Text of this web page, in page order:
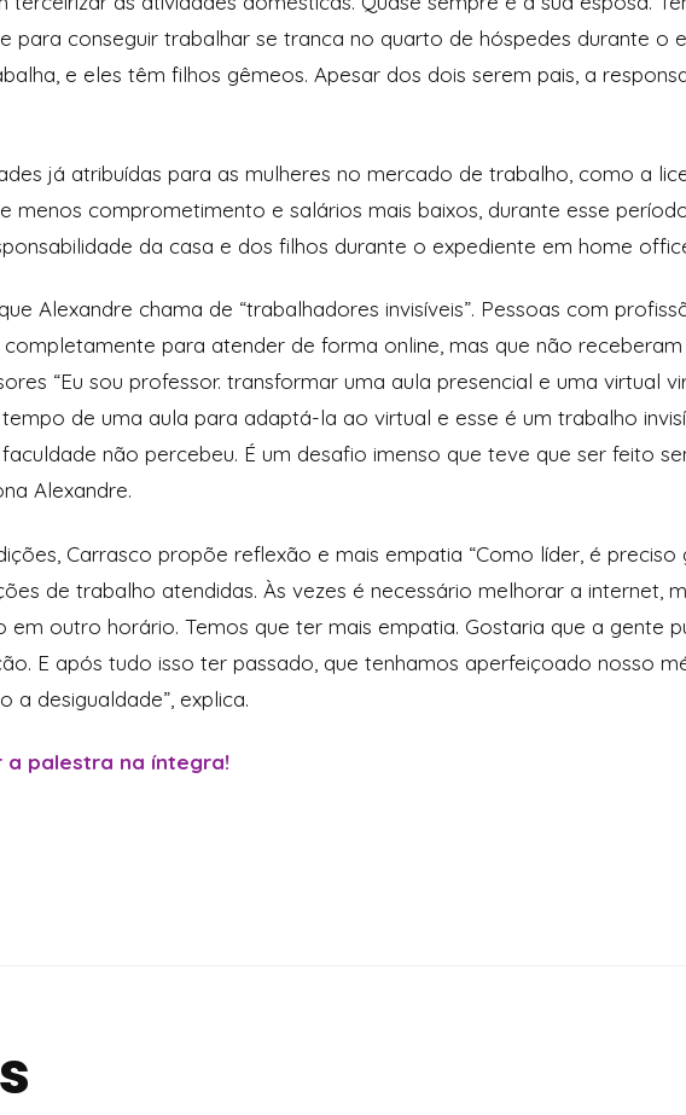
para conseguir trabalhar se tranca no quarto de hóspedes durante o
e eles têm filhos gêmeos. Apesar dos dois serem pais, a
já atribuídas para as mulheres no mercado de trabalho, como a
menos comprometimento e salários mais baixos, durante esse
da casa e dos filhos durante o expediente em home
Alexandre chama de “trabalhadores invisíveis”. Pessoas com
para atender de forma online, mas que não
“Eu sou professor. transformar uma aula presencial e uma virtual
de uma aula para adaptá-la ao virtual e esse é um trabalho
não percebeu. É um desafio imenso que teve que ser feito
Alexandre.
Carrasco propõe reflexão e mais empatia “Como líder, é preciso
de trabalho atendidas. Às vezes é necessário melhorar a internet,
em outro horário. Temos que ter mais empatia. Gostaria que a gente
E após tudo isso ter passado, que tenhamos aperfeiçoado nosso
a desigualdade”, explica.
a palestra na íntegra!